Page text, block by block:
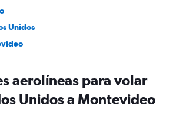
Unidos
aerolíneas para volar
Unidos a Montevideo